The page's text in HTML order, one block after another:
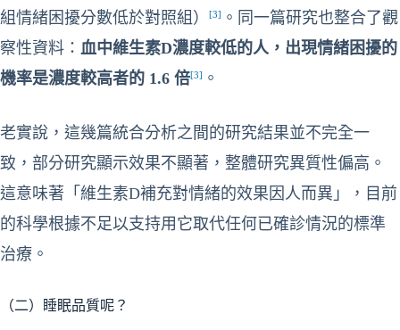
組情緒困擾分數低於對照組）
[3] 。同一篇研究也整合了觀
察性資料： 血中維生素D濃度較低的人，出現情緒困擾的
機率是濃度較高者的 1.6 倍[3] 。
老實說，這幾篇統合分析之間的研究結果並不完全一
致，部分研究顯示效果不顯著，整體研究異質性偏高。
這意味著「維生素D補充對情緒的效果因人而異」，目前
的科學根據不足以支持用它取代任何已確診情況的標準
治療。
（二）睡眠品質呢？